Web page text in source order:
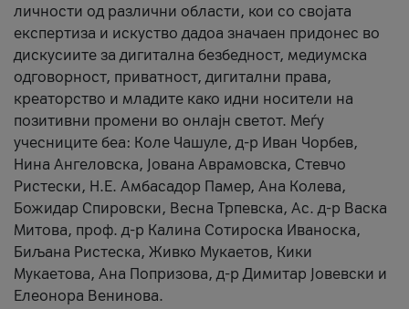
личности од различни области, кои со својата
експертиза и искуство дадоа значаен придонес во
дискусиите за дигитална безбедност, медиумска
одговорност, приватност, дигитални права,
креаторство и младите како идни носители на
позитивни промени во онлајн светот. Меѓу
учесниците беа: Коле Чашуле, д-р Иван Чорбев,
Нина Ангеловска, Јована Аврамовска, Стевчо
Ристески, Н.Е. Амбасадор Памер, Ана Колева,
Божидар Спировски, Весна Трпевска, Ас. д-р Васка
Митова, проф. д-р Калина Сотироска Иваноска,
Биљана Ристеска, Живко Мукаетов, Кики
Мукаетова, Ана Попризова, д-р Димитар Јовевски и
Елеонора Венинова.